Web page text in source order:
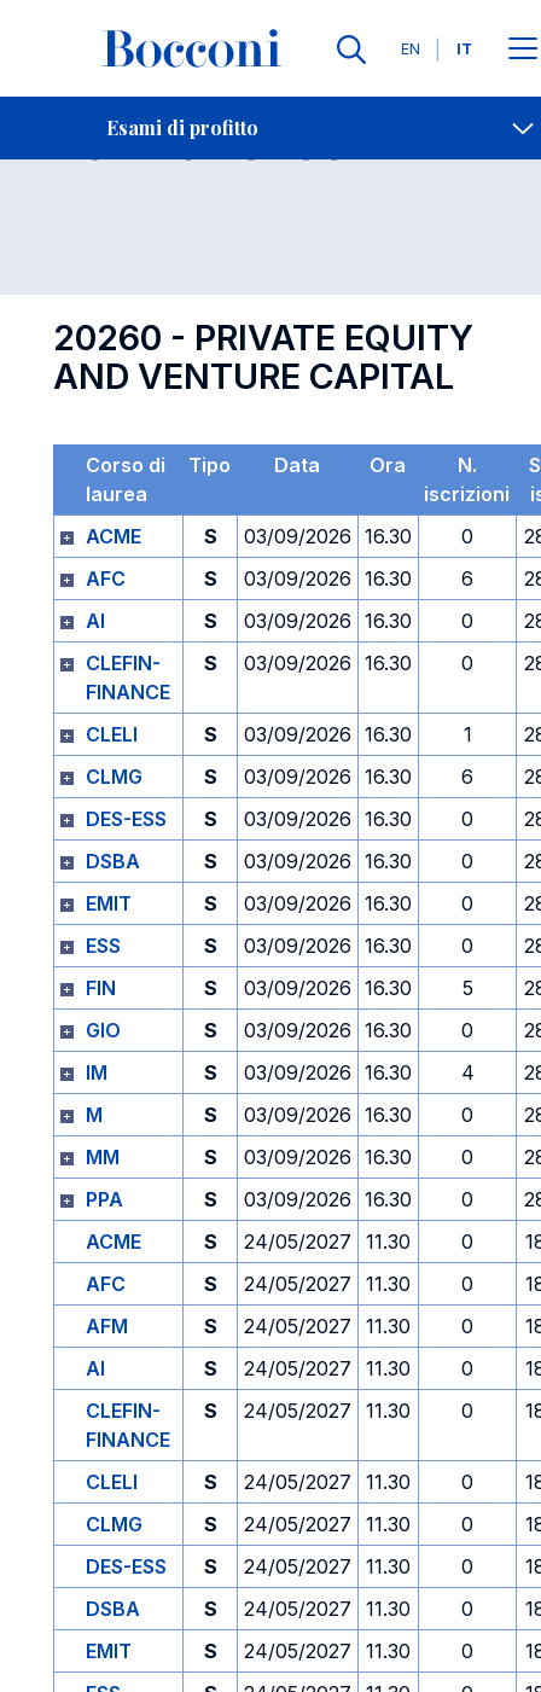
Lingue
EN IT
Esami di profitto
Contatti
Esame 20260 Open
20260 - PRIVATE EQUITY
AND VENTURE CAPITAL
Corso di
laurea
Tipo Data Ora
N.
iscrizioni
ACME
S 03/09/2026 16.30 0
AFC
S 03/09/2026 16.30 6
AI
S 03/09/2026 16.30 0
CLEFIN-
FINANCE
S 03/09/2026 16.30 0
CLELI S 03/09/2026 16.30 1
CLMG
S 03/09/2026 16.30 6
DES-ESS
S 03/09/2026 16.30 0
DSBA
S 03/09/2026 16.30 0
EMIT
S 03/09/2026 16.30 0
ESS
S 03/09/2026 16.30 0
FIN
S 03/09/2026 16.30 5
GIO
S 03/09/2026 16.30 0
IM
S 03/09/2026 16.30 4
M
S 03/09/2026 16.30 0
MM
S 03/09/2026 16.30 0
PPA
S 03/09/2026 16.30 0
ACME
S 24/05/2027 11.30 0
AFC
S 24/05/2027 11.30 0
AFM
S 24/05/2027 11.30 0
AI
S 24/05/2027 11.30 0
CLEFIN-
FINANCE
S 24/05/2027 11.30 0
CLELI S 24/05/2027 11.30 0
CLMG
S 24/05/2027 11.30 0
DES-ESS
S 24/05/2027 11.30 0
DSBA
S 24/05/2027 11.30 0
EMIT
S 24/05/2027 11.30 0